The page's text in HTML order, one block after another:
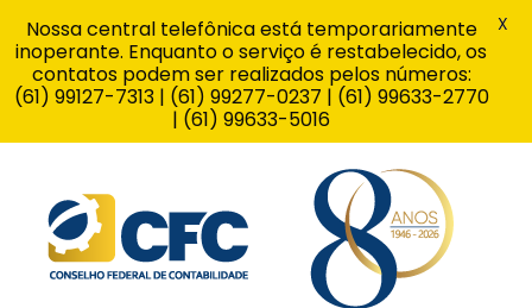
Nossa central telefônica está temporariamente
inoperante. Enquanto o serviço é restabelecido, os
contatos podem ser realizados pelos números:
(61) 99127-7313 | (61) 99277-0237 | (61) 99633-2770
| (61) 99633-5016
X